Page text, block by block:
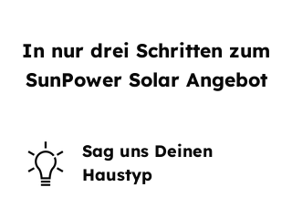
In nur drei Schritten zum
SunPower Solar Angebot
Sag uns Deinen
Haustyp